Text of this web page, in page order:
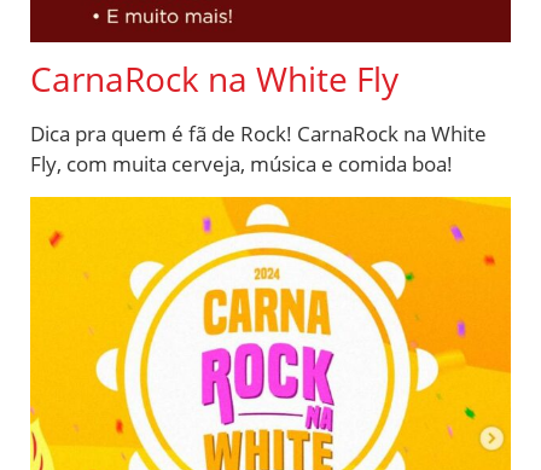
CarnaRock na White Fly
Dica pra quem é fã de Rock! CarnaRock na White
Fly, com muita cerveja, música e comida boa!